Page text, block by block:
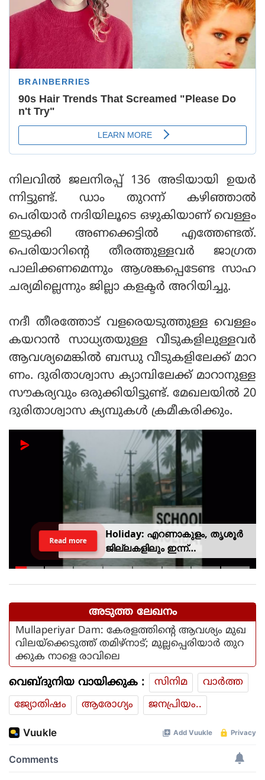
നിലവിൽ ജലനിരപ്പ് 136 അടിയായി ഉയർ
ന്നിട്ടുണ്ട്. ഡാം തുറന്ന് കഴിഞ്ഞാൽ
പെരിയാർ നദിയിലൂടെ ഒഴുകിയാണ് വെള്ളം
ഇടുക്കി അണക്കെട്ടിൽ എത്തേണ്ടത്.
പെരിയാറിന്റെ തീരത്തുള്ളവർ ജാഗ്രത
പാലിക്കണമെന്നും ആശങ്കപ്പെടേണ്ട സാഹ
ചര്യമില്ലെന്നും ജില്ലാ കളക്ടർ അറിയിച്ചു.
നദീ തീരത്തോട് വളരെയടുത്തുള്ള വെള്ളം
കയറാൻ സാധ്യതയുള്ള വീടുകളിലുള്ളവർ
ആവശ്യമെങ്കിൽ ബന്ധു വീടുകളിലേക്ക് മാറ
ണം. ദുരിതാശ്വാസ ക്യാമ്പിലേക്ക് മാറാനുള്ള
സൗകര്യവും ഒരുക്കിയിട്ടുണ്ട്. മേഖലയിൽ 20
ദുരിതാശ്വാസ ക്യമ്പുകൾ ക്രമീകരിക്കും.
Holiday: എറണാകുളം, തൃശൂർ
ജില്ലകളിലും ഇന്ന്
അവധിയാണേ..!
Read more
അടുത്ത ലേഖനം
Mullaperiyar Dam: കേരളത്തിന്റെ ആവശ്യം മുഖ
വിലയ്‌ക്കെടുത്ത് തമിഴ്‌നാട്; മുല്ലപ്പെരിയാര്‍ തുറ
ക്കുക നാളെ രാവിലെ
വെബ്ദുനിയ വായിക്കുക : സിനിമ
വാര്‍ത്ത
ജ്യോതിഷം
ആരോഗ്യം ജനപ്രിയം..